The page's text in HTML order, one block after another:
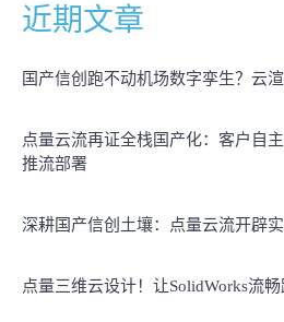
近期文章
国产信创跑不动机场数字孪生？云
点量云流再证全栈国产化：客户自
推流部署
深耕国产信创土壤：点量云流开辟
点量三维云设计！让SolidWorks流